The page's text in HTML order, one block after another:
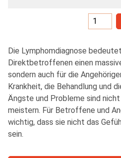
Die Lymphomdiagnose
Direktbetroffenen einen
sondern auch für die
Krankheit, die Behandlung und
Ängste und Probleme sind
meistern. Für Betroffene und
wichtig, dass sie nicht das
sein.